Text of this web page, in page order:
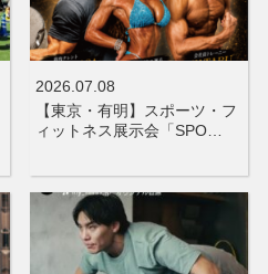
2026.07.08
【東京・有明】スポーツ・フ
ィットネス展示会「SPO…